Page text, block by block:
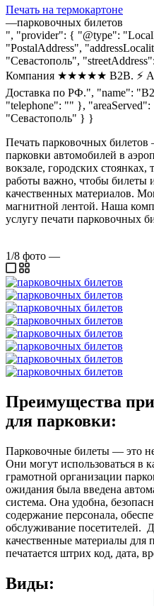
Печать на термокартоне
—парковочных билетов
", "provider": { "@type":
"PostalAddress",
"Севастополь",
Компания ★★★★★ B2B. ⚡️
Доставка по РФ.", "name":
"telephone": "" },
"Севастополь" } }
Печать парковочных билетов
парковки автомобилей в
вокзале, городских
работы важно, чтобы билеты
качественных материалов.
магнитной лентой. Наша
услугу печати парковочных
1/8 фото —
Преимущества
для парковки:
Парковочные билеты — это
Они могут использоваться в
грамотной организации
ожидания была введена
система. Она удобна,
содержание персонала,
обслуживание посетителей.
качественные материалы для
печатается штрих код, дата,
Виды: